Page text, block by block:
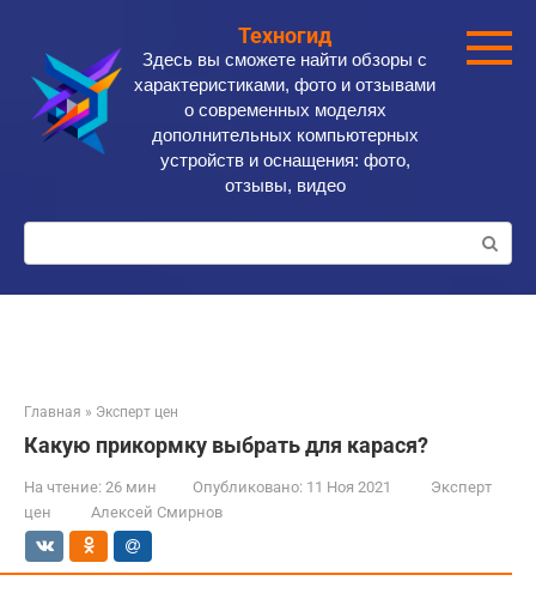
контенту
Техногид
Здесь вы сможете найти обзоры с
характеристиками, фото и отзывами
о современных моделях
дополнительных компьютерных
устройств и оснащения: фото,
отзывы, видео
Поиск:
Главная » Эксперт цен
Какую прикормку выбрать для карася?
На чтение: 26 мин Опубликовано: 11 Ноя 2021
Эксперт
цен
Алексей Смирнов